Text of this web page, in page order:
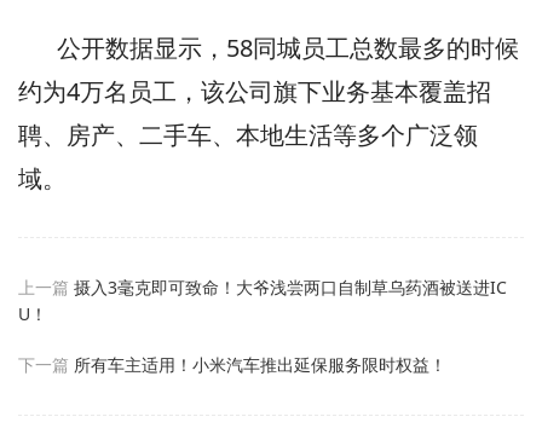
公开数据显示，58同城员工总数最多的时候
约为4万名员工，该公司旗下业务基本覆盖招
聘、房产、二手车、本地生活等多个广泛领
域。
上一篇 摄入3毫克即可致命！大爷浅尝两口自制草乌药酒被送进IC
U！
下一篇 所有车主适用！小米汽车推出延保服务限时权益！